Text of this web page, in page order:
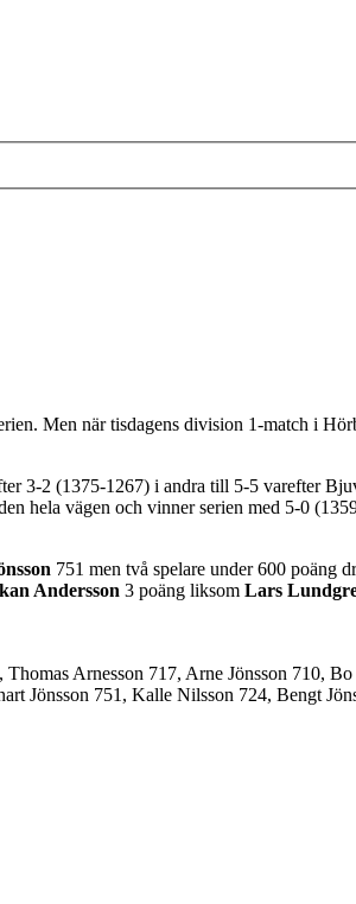
Men när tisdagens division 1-match i
3-2 (1375-1267) i andra till 5-5 varefter
hela vägen och vinner serien med 5-0
751 men två spelare under 600 poäng
Andersson 3 poäng liksom Lars
Arnesson 717, Arne Jönsson 710,
Jönsson 751, Kalle Nilsson 724, Bengt